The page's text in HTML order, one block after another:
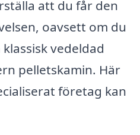
att du får den
oavsett om du
vedeldad
pelletskamin. Här
företag kan